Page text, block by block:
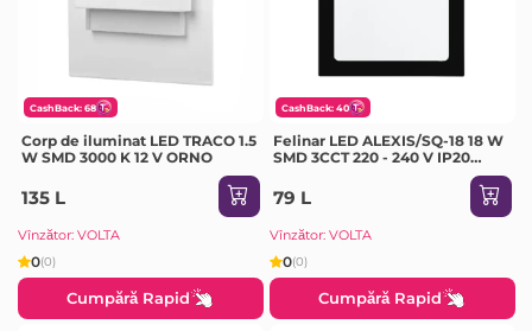
CashBack: 68
Corp de iluminat LED TRACO 1.5
W SMD 3000 K 12 V ORNO
135 L
Vînzător: VOLTA
0(0)
Cumpără Rapid
CashBack: 40
Felinar LED ALEXIS/SQ-18 18 W
SMD 3CCT 220 - 240 V IP20
79 L
Vînzător: VOLTA
0(0)
Cumpără Rapid